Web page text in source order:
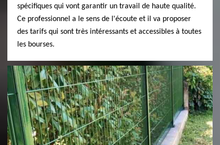
spécifiques qui vont garantir un travail de haute qualité.
Ce professionnel a le sens de l'écoute et il va proposer
des tarifs qui sont très intéressants et accessibles à toutes
les bourses.